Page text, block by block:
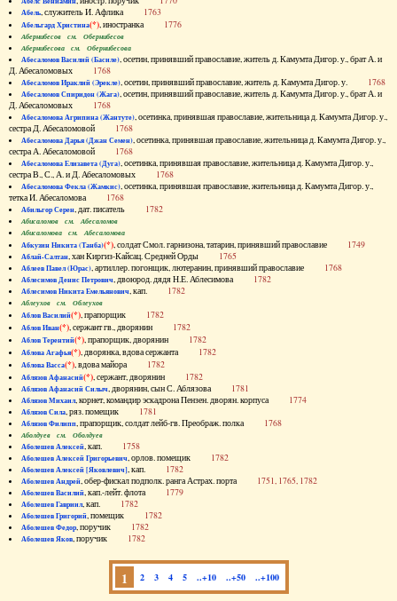
Абель, служитель И. Афлика 1763
Абельгард Христина(*), иностранка 1776
Абернибесов см. Обернибесов
Абернибесова см. Обернибесова
Абесаломов Василий (Басиле), осетин, принявший православие, житель д. Камумта Дигор. у., брат А. и
Д. Абесаломовых 1768
Абесаломов Ираклий (Эрекле), осетин, принявший православие, житель д. Камумта Дигор. у. 1768
Абесаломов Спиридон (Жага), осетин, принявший православие, житель д. Камумта Дигор. у., брат А. и
Д. Абесаломовых 1768
Абесаломова Агрипина (Жантуте), осетинка, принявшая православие, жительница д. Камумта Дигор. у.,
сестра Д. Абесаломовой 1768
Абесаломова Дарья (Джан Семен), осетинка, принявшая православие, жительница д. Камумта Дигор. у.,
сестра А. Абесаломовой 1768
Абесаломова Елизавета (Дуга), осетинка, принявшая православие, жительница д. Камумта Дигор. у.,
сестра В., С., А. и Д. Абесаломовых 1768
Абесаломова Фекла (Жамкис), осетинка, принявшая православие, жительница д. Камумта Дигор. у.,
тетка И. Абесаломова 1768
Абильгор Серен, дат. писатель 1782
Абисаломов см. Абесаломов
Абисаломова см. Абесаломова
Абкузин Никита (Танба)(*), солдат Смол. гарнизона, татарин, принявший православие 1749
Аблай-Салтан, хан Киргиз-Кайсац. Средней Орды 1765
Аблеев Павел (Юрас), артиллер. погонщик, лютеранин, принявший православие 1768
Аблесимов Денис Петрович, двоюрод. дядя Н.Е. Аблесимова 1782
Аблесимов Никита Емельянович, кап. 1782
Аблеухов см. Облеухов
Аблов Василий(*), прапорщик 1782
Аблов Иван(*), сержант гв., дворянин 1782
Аблов Терентий(*), прапорщик, дворянин 1782
Аблова Агафья(*), дворянка, вдова сержанта 1782
Аблова Васса(*), вдова майора 1782
Аблязов Афанасий(*), сержант, дворянин 1782
Аблязов Афанасий Силыч, дворянин, сын С. Аблязова 1781
Аблязов Михаил, корнет, командир эскадрона Пензен. дворян. корпуса 1774
Аблязов Сила, ряз. помещик 1781
Аблязов Филипп, прапорщик, солдат лейб-гв. Преображ. полка 1768
Аболдуев см. Оболдуев
Аболешев Алексей, кап. 1758
Аболешев Алексей Григорьевич, орлов. помещик 1782
Аболешев Алексей [Яковлевич], кап. 1782
Аболешев Андрей, обер-фискал подполк. ранга Астрах. порта 1751, 1765, 1782
Аболешев Василий, кап.-лейт. флота 1779
Аболешев Гавриил, кап. 1782
Аболешев Григорий, помещик 1782
Аболешев Федор, поручик 1782
Аболешев Яков, поручик 1782
1 2 3 4 5 ..+10 ..+50 ..+100